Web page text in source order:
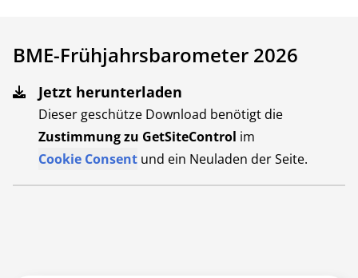
BME-Frühjahrsbarometer 2026
Jetzt herunterladen
Dieser geschütze Download benötigt die
Zustimmung zu GetSiteControl im
Cookie Consent und ein Neuladen der Seite.